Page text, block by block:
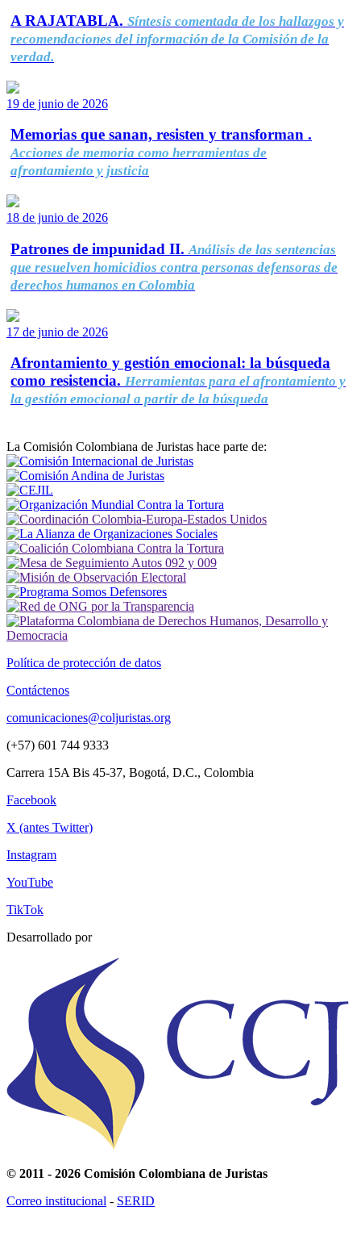
A RAJATABLA. Síntesis comentada de los hallazgos y
recomendaciones del información de la Comisión de la
verdad.
19 de junio de 2026
Memorias que sanan, resisten y transforman .
Acciones de memoria como herramientas de
afrontamiento y justicia
18 de junio de 2026
Patrones de impunidad II. Análisis de las sentencias
que resuelven homicidios contra personas defensoras de
derechos humanos en Colombia
17 de junio de 2026
Afrontamiento y gestión emocional: la búsqueda
como resistencia. Herramientas para el afrontamiento y
la gestión emocional a partir de la búsqueda
La Comisión Colombiana de Juristas hace parte de:
Política de protección de datos
Contáctenos
comunicaciones@coljuristas.org
(+57) 601 744 9333
Carrera 15A Bis 45-37, Bogotá, D.C., Colombia
Facebook
X (antes Twitter)
Instagram
YouTube
TikTok
Desarrollado por
© 2011 - 2026 Comisión Colombiana de Juristas
Correo institucional - SERID